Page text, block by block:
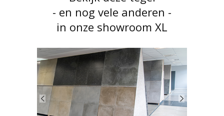
- en nog vele anderen -
in onze showroom XL